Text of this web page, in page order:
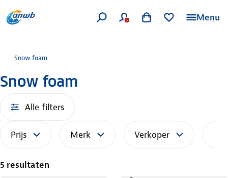
Menu
Snow foam
Snow foam
Alle filters
Prijs Merk Verkoper
5 resultaten